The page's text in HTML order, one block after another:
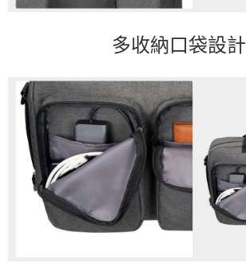
多收納口袋設計